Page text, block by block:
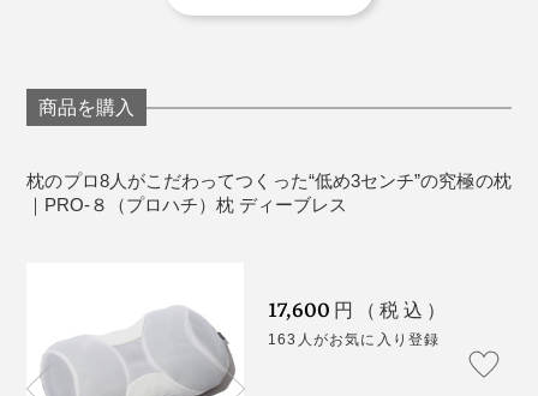
枕の上層に入っている「エアフラットG」
枕の下層には、アタマの重みをしっかり受け止めてくれ
る、「エアTOM」のパイプビーズがびっしり。
をつけた『PRO-8枕』
で寝つけるように。
けで寝転んでみたら、首のつけ根あたりに、ピーンとし
た張りを感じました。そして、10分もしないうちに、腰
しかたなく、右横を向きましたが、肩が痛い。左横を向
いても、なんか違う……何回か左右を往復して、やっと
寝つけました。
合成繊維（ポリエーテルエステル系繊維）100％ （エ
ポリエチレン（エアTOM<ディーブレス>）
ください。
※日陰の平干しで自然乾燥してください。乾燥機の使用はお避けください。
商品を購入
枕のプロ8人がこだわってつくった“低め3センチ”の究極の枕
｜PRO-８（プロハチ）枕 ディーブレス
17,600 円（税込）
163人がお気に入り登録